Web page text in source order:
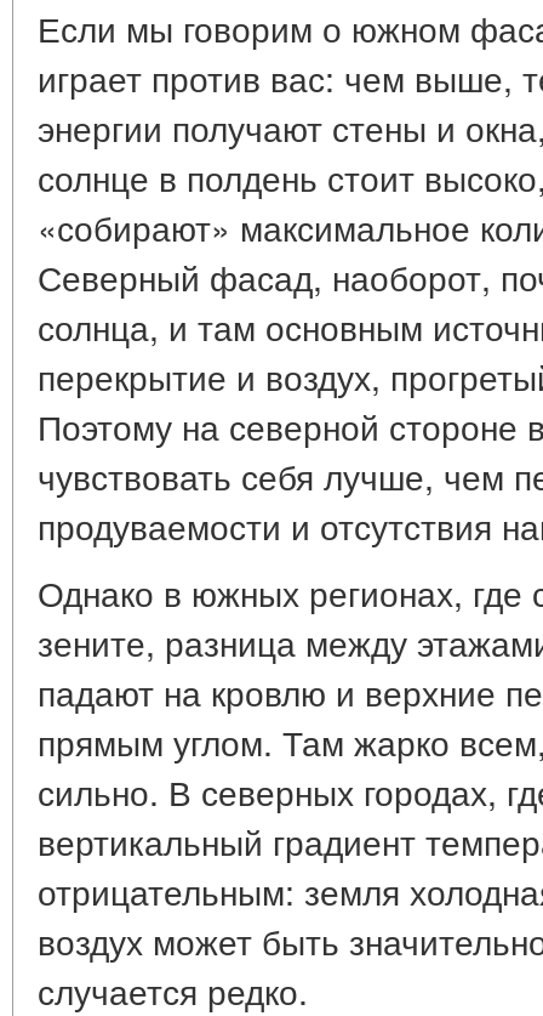
Если мы говорим о южном
играет против вас: чем выше,
энергии получают стены и
солнце в полдень стоит
«собирают» максимальное
Северный фасад, наоборот,
солнца, и там основным
перекрытие и воздух,
Поэтому на северной стороне
чувствовать себя лучше, чем
продуваемости и отсутствия
Однако в южных регионах, где
зените, разница между
падают на кровлю и верхние
прямым углом. Там жарко
сильно. В северных городах,
вертикальный градиент
отрицательным: земля
воздух может быть
случается редко.